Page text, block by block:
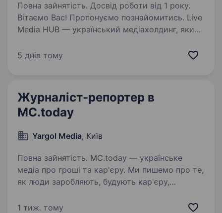
Повна зайнятість. Досвід роботи від 1 року.
Вітаємо Вас! Пропонуємо познайомитись. Live
Media HUB — український медіахолдинг, який
новинна платформа з фокусом
5 днів тому
Журналіст-репортер в
MC.today
Yargol Media, Київ
Повна зайнятість. MC.today — українське
медіа про гроші та кар'єру. Ми пишемо про те,
як люди заробляють, будують кар'єру,
інвестують і використовують сучасні
1 тиж. тому